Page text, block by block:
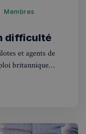
Membres
difficulté
et agents de
britannique